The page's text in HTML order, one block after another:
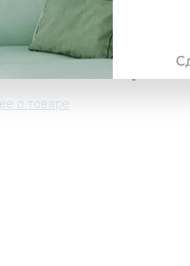
о товаре
о товаре